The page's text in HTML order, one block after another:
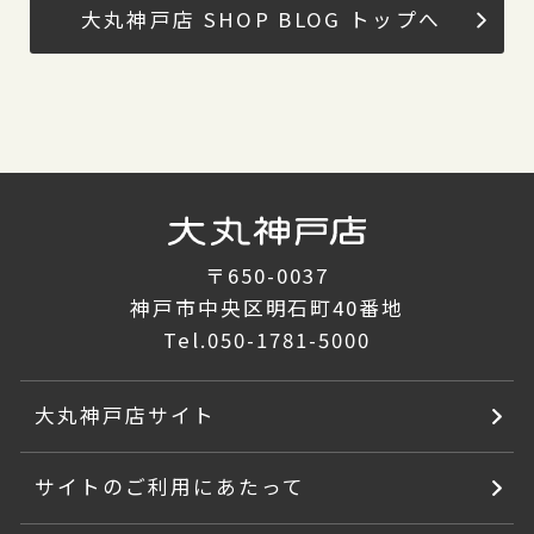
大丸神戸店 SHOP BLOG トップへ
〒650-0037
神戸市中央区明石町40番地
Tel.050-1781-5000
大丸神戸店サイト
サイトのご利用にあたって